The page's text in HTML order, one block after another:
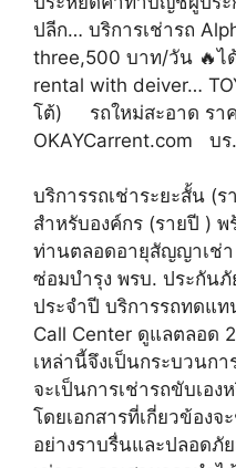
ปลีก… บริการเช่ารถ
three,500 บาท/วัน 🔥ไ
rental with deiver…
โต้) รถใหม่สะอาด ราค
OKAYCarrent.com บ
บริการรถเช่าระยะสั้น (
สำหรับองค์กร (รายปี )
ท่านตลอดอายุสัญญาเช่
ซ่อมบำรุง พรบ. ประกัน
ประจำปี บริการรถทดแ
Call Center ดูแลตลอด
เหล่านี้จึงเป็นกระบวนก
จะเป็นการเช่ารถขับเอ
โดยเอกสารที่เกี่ยวข้องจ
อย่างราบรื่นและปลอดภั